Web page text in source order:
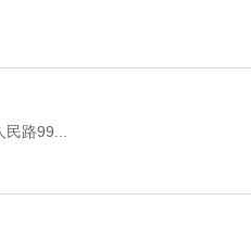
路99...